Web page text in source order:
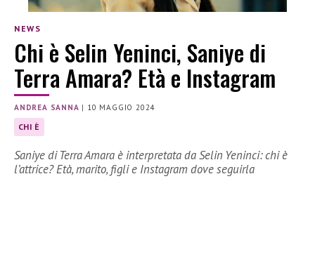
NEWS
Chi è Selin Yeninci, Saniye di
Terra Amara? Età e Instagram
ANDREA SANNA | 10 MAGGIO 2024
CHI È
Saniye di Terra Amara è interpretata da Selin Yeninci: chi è
l’attrice? Età, marito, figli e Instagram dove seguirla